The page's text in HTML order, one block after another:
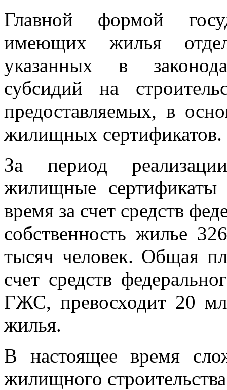
Главной формой
имеющих жилья
указанных в
субсидий на
предоставляемых, в
жилищных сертификатов.
За период
жилищные
время за счет средств
собственность жилье
тысяч человек. Общая
счет средств
ГЖС, превосходит 20
жилья.
В настоящее время
жилищного